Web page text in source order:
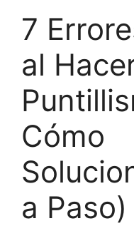
7
al
Cómo
a Paso)